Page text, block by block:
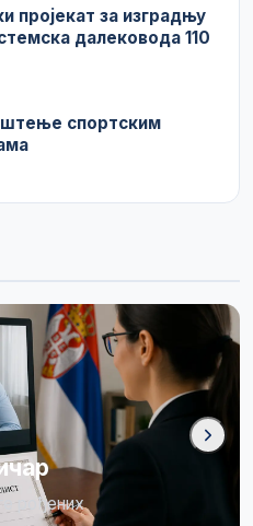
пројекат за изградњу
далековода 110
спортским